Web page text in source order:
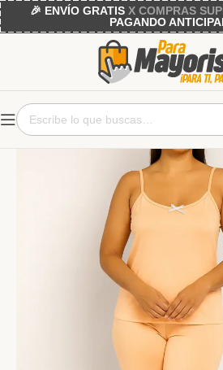
🎉 ENVÍO GRATISX COMPRAS
PAGANDO